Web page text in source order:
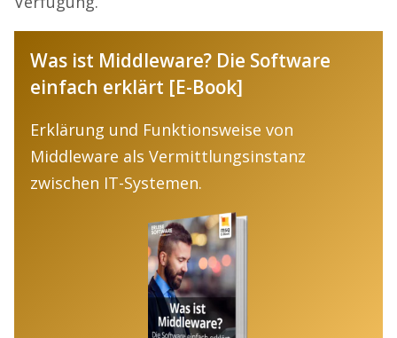
Was ist Middleware? Die Software
einfach erklärt [E-Book]
Erklärung und Funktionsweise von
Middleware als Vermittlungsinstanz
zwischen IT-Systemen.